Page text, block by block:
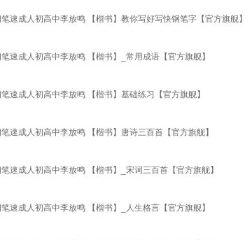
速成人初高中李放鸣 【楷书】教你写好写快钢笔字【官方旗舰】
速成人初高中李放鸣 【楷书】_常用成语【官方旗舰】
速成人初高中李放鸣 【楷书】基础练习【官方旗舰】
速成人初高中李放鸣 【楷书】唐诗三百首【官方旗舰】
速成人初高中李放鸣 【楷书】_宋词三百首【官方旗舰】
速成人初高中李放鸣 【楷书】_人生格言【官方旗舰】